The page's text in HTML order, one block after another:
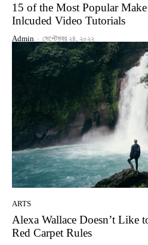
15 of the Most Popular
Inlcuded Video Tutorials
Admin - সেপ্টেম্বর ২৪, ২০২২
ARTS
Alexa Wallace Doesn’t Like
Red Carpet Rules